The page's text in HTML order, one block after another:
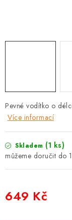
Výměna, vrácení a
FAQ
Pevné vodítko o
Více informací
Skladem (1 ks)
649 Kč